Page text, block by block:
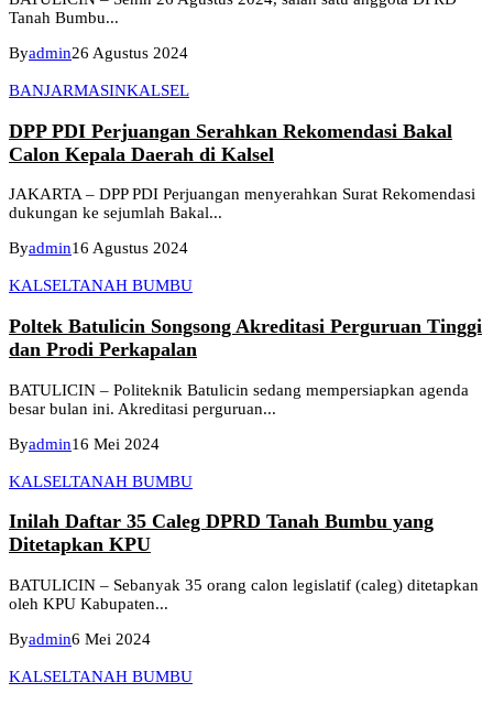
Tanah Bumbu...
Byadmin26 Agustus 2024
BANJARMASINKALSEL
DPP PDI Perjuangan Serahkan Rekomendasi Bakal
Calon Kepala Daerah di Kalsel
JAKARTA – DPP PDI Perjuangan menyerahkan Surat Rekomendasi
dukungan ke sejumlah Bakal...
Byadmin16 Agustus 2024
KALSELTANAH BUMBU
Poltek Batulicin Songsong Akreditasi Perguruan Tinggi
dan Prodi Perkapalan
BATULICIN – Politeknik Batulicin sedang mempersiapkan agenda
besar bulan ini. Akreditasi perguruan...
Byadmin16 Mei 2024
KALSELTANAH BUMBU
Inilah Daftar 35 Caleg DPRD Tanah Bumbu yang
Ditetapkan KPU
BATULICIN – Sebanyak 35 orang calon legislatif (caleg) ditetapkan
oleh KPU Kabupaten...
Byadmin6 Mei 2024
KALSELTANAH BUMBU